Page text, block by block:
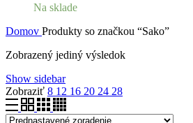
Na sklade
Domov Produkty so značkou “Sako”
Zobrazený jediný výsledok
Show sidebar
Zobraziť 8 12 16 20 24 28